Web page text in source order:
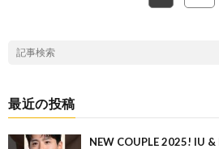
最近の投稿
NEW COUPLE 2025! IU &